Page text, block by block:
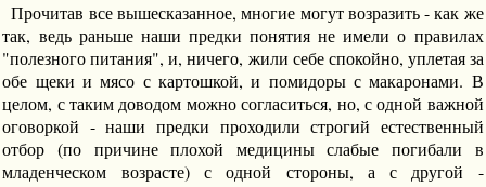
Прочитав все вышесказанное, многие могут возразить - как же
так, ведь раньше наши предки понятия не имели о правилах
"полезного питания", и, ничего, жили себе спокойно, уплетая за
обе щеки и мясо с картошкой, и помидоры с макаронами. В
целом, с таким доводом можно согласиться, но, с одной важной
оговоркой - наши предки проходили строгий естественный
отбор (по причине плохой медицины слабые погибали в
младенческом возрасте) с одной стороны, а с другой -